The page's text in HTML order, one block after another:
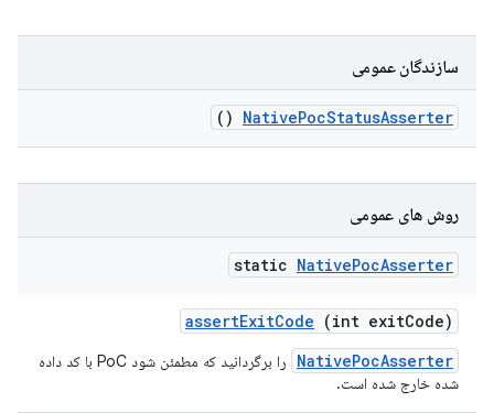
سازندگان عمومی
NativePocStatusAsserter
()
روش های عمومی
static NativePocAsserter
assertExitCode (int exitCode)
NativePocAsserter
را برگردانید که مطمئن شود PoC با کد داده
شده خارج شده است.